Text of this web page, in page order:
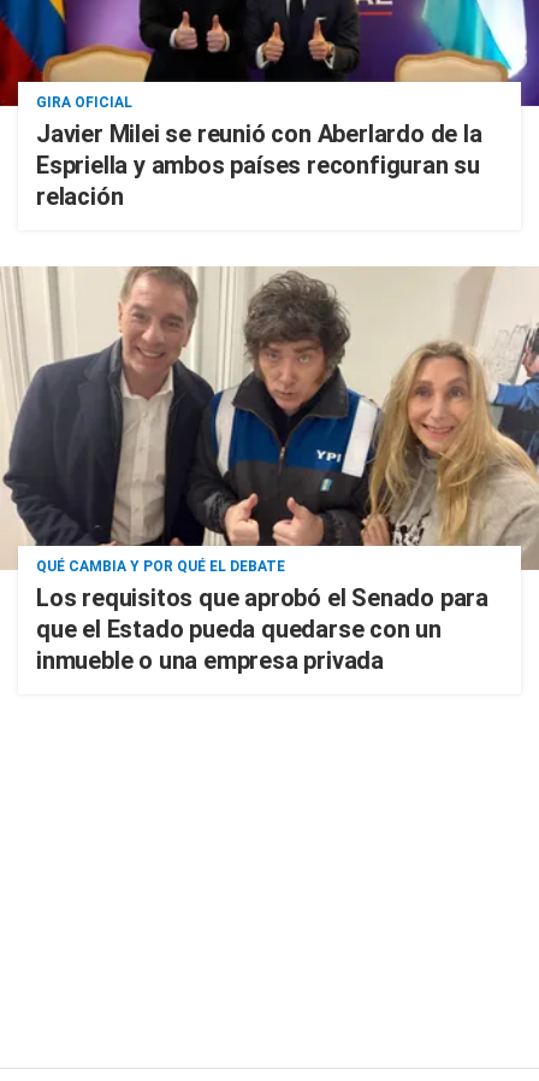
GIRA OFICIAL
Javier Milei se reunió con Aberlardo de la
Espriella y ambos países reconfiguran su
relación
QUÉ CAMBIA Y POR QUÉ EL DEBATE
Los requisitos que aprobó el Senado para
que el Estado pueda quedarse con un
inmueble o una empresa privada